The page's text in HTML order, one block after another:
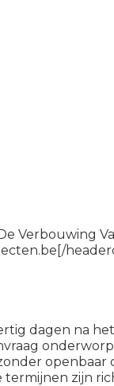
Verbouwing
dagen na
termijnen zijn